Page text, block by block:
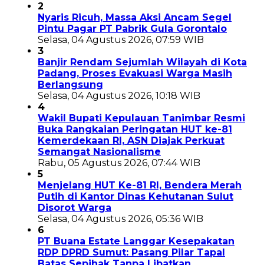
2
Nyaris Ricuh, Massa Aksi Ancam Segel
Pintu Pagar PT Pabrik Gula Gorontalo
Selasa, 04 Agustus 2026, 07:59 WIB
3
Banjir Rendam Sejumlah Wilayah di Kota
Padang, Proses Evakuasi Warga Masih
Berlangsung
Selasa, 04 Agustus 2026, 10:18 WIB
4
Wakil Bupati Kepulauan Tanimbar Resmi
Buka Rangkaian Peringatan HUT ke-81
Kemerdekaan RI, ASN Diajak Perkuat
Semangat Nasionalisme
Rabu, 05 Agustus 2026, 07:44 WIB
5
Menjelang HUT Ke-81 RI, Bendera Merah
Putih di Kantor Dinas Kehutanan Sulut
Disorot Warga
Selasa, 04 Agustus 2026, 05:36 WIB
6
PT Buana Estate Langgar Kesepakatan
RDP DPRD Sumut: Pasang Pilar Tapal